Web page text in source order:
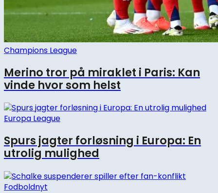
Champions League
Merino tror på miraklet i Paris: Kan
vinde hvor som helst
Europa League
Spurs jagter forløsning i Europa: En
utrolig mulighed
Fodboldnyt